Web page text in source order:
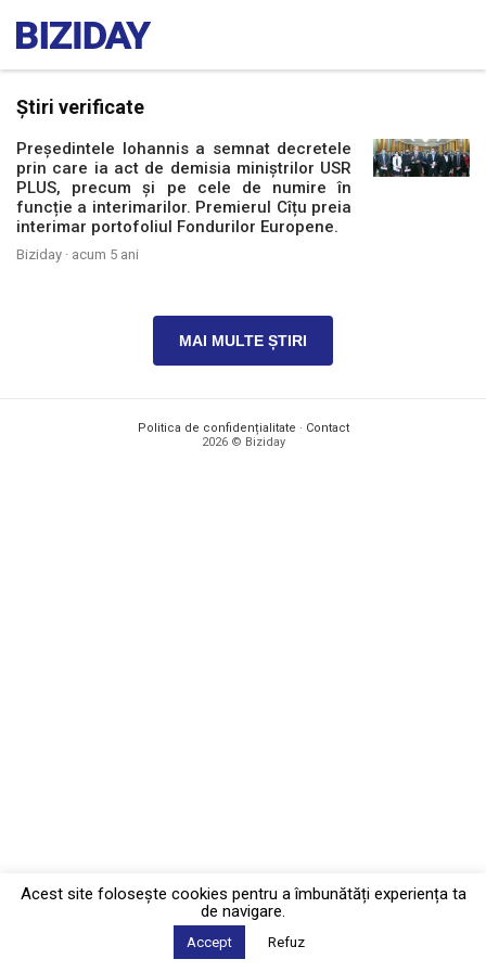
Știri verificate
Președintele Iohannis a semnat decretele
prin care ia act de demisia miniștrilor USR
PLUS, precum și pe cele de numire în
funcție a interimarilor. Premierul Cîțu preia
interimar portofoliul Fondurilor Europene.
Biziday · acum 5 ani
MAI MULTE ȘTIRI
Politica de confidențialitate · Contact
2026 © Biziday
Acest site foloseşte cookies pentru a îmbunătăți experiența ta
de navigare.
Accept Refuz